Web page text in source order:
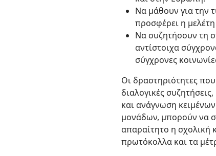
Nα μάθουν για την
προσφέρει η
Να συζητήσουν τη
αντίστοιχα
σύγχρονες
Οι δραστηριότητες
διαλογικές
και ανάγνωση
μονάδων, μπορούν να
απαραίτητο η σχολική
πρωτόκολλα και τα